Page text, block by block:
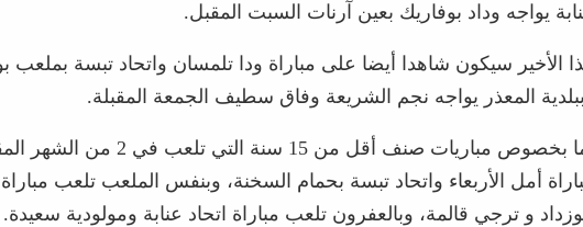
يواجه وداد بوفاريك بعين آرنات السبت المقبل.
الأخير سيكون شاهدا أيضا على مباراة ودا تلمسان واتحاد تبسة بملعب
المعذر يواجه نجم الشريعة وفاق سطيف الجمعة المقبلة.
أما بخصوص مباريات صنف أقل من 15 سنة
أمل الأربعاء واتحاد تبسة بحمام السخنة، وبنفس الملعب تلعب
و ترجي قالمة، وبالعفرون تلعب مباراة اتحاد عنابة ومولودية سعيدة.